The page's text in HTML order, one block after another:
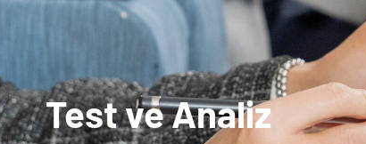
Test ve Analiz